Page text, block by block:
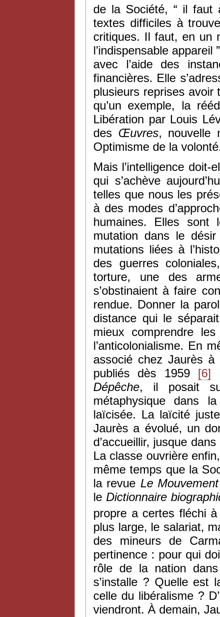
de la Société, “ il faut
textes difficiles à
critiques. Il faut, en un
l’indispensable
avec l’aide des
financières. Elle
plusieurs reprises avoir
qu’un exemple, la
Libération par Louis
des Œuvres, nouvelle
Optimisme de la
Mais l’intelligence
qui s’achève
telles que nous les
à des modes
humaines. Elles sont
mutation dans le
mutations liées à
des guerres
torture, une des
s’obstinaient à faire
rendue. Donner la
distance qui le
mieux comprendre
l’anticolonialisme. En
associé chez Jaurès
publiés dès 1959 [6]
Dépêche, il posait
métaphysique dans
laïcisée. La laïcité
Jaurès a évolué, un
d’accueillir, jusque
La classe ouvrière
même temps que la
la revue Le
le Dictionnaire
propre a certes fléchi
plus large, le salariat,
des mineurs de
pertinence : pour qui
rôle de la nation dans
s’installe ? Quelle est
celle du libéralisme ?
viendront. À demain,